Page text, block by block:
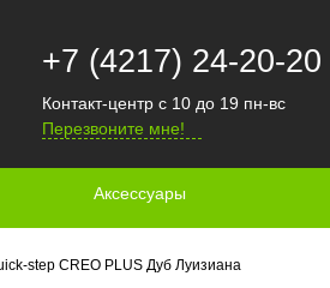
+7 (4217) 24-20-20
Контакт-центр с 10 до 19 пн-вс
Перезвоните мне!
Аксессуары
step CREO PLUS Дуб Луизиана